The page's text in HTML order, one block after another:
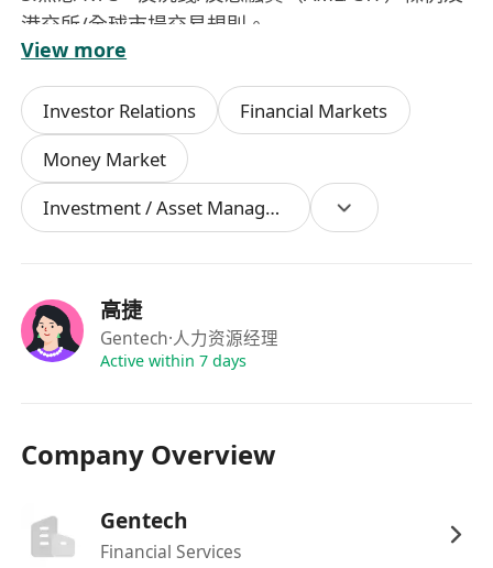
港交所/全球市場交易規則。
6.良好的英語及中英文（包括廣東話及普通話）溝
通及讀寫能力。
7.具備豐富的前台對接及實際開戶處理經驗者優
先。
View more
Investor Relations
Financial Markets
Money Market
Investment / Asset Management Manager
高捷
Gentech·人力资源经理
Active within 7 days
Company Overview
Gentech
Financial Services